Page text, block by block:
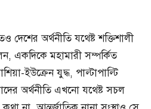
দেশের অর্থনীতি যথেষ্ট শক্তিশালী
একদিকে মহামারী সম্পর্কিত
ইউক্রেন যুদ্ধ, পাল্টাপাল্টি
অর্থনীতি এখনো যথেষ্ট সচল